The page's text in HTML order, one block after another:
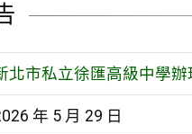
北市私立徐匯高級中學辦
年 5 月 29 日